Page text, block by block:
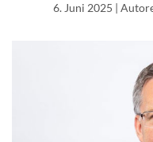
6. Juni 2025 |